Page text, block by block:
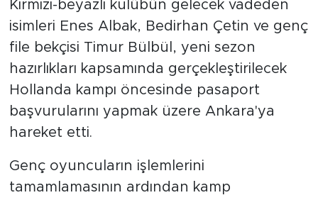
Kırmızı-beyazlı kulübün gelecek vadeden
isimleri Enes Albak, Bedirhan Çetin ve genç
file bekçisi Timur Bülbül, yeni sezon
hazırlıkları kapsamında gerçekleştirilecek
Hollanda kampı öncesinde pasaport
başvurularını yapmak üzere Ankara'ya
hareket etti.
Genç oyuncuların işlemlerini
tamamlamasının ardından kamp